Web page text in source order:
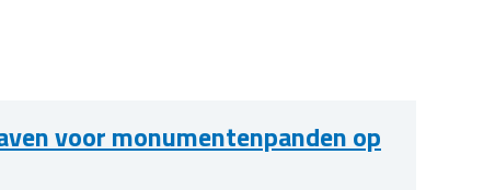
voor monumentenpanden op